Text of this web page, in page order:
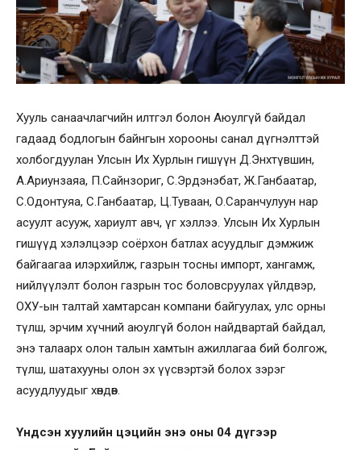
Хууль санаачлагчийн илтгэл болон Аюулгүй байдал
гадаад бодлогын байнгын хорооны санал дүгнэлттэй
холбогдуулан Улсын Их Хурлын гишүүн Д.Энхтүвшин,
А.Ариунзаяа, П.Сайнзориг, С.Эрдэнэбат, Ж.Ганбаатар,
С.Одонтуяа, С.Ганбаатар, Ц.Туваан, О.Саранчулуун нар
асуулт асууж, хариулт авч, үг хэллээ. Улсын Их Хурлын
гишүүд хэлэлцээр соёрхон батлах асуудлыг дэмжиж
байгаагаа илэрхийлж, газрын тосны импорт, хангамж,
нийлүүлэлт болон газрын тос боловсруулах үйлдвэр,
ОХУ-ын талтай хамтарсан компани байгуулах, улс орны
түлш, эрчим хүчний аюулгүй болон найдвартай байдал,
энэ талаарх олон талын хамтын ажиллагаа бий болгож,
түлш, шатахууны олон эх үүсвэртэй болох зэрэг
асуудлуудыг хөндөв.
Үндсэн хуулийн цэцийн энэ оны 04 дүгээр